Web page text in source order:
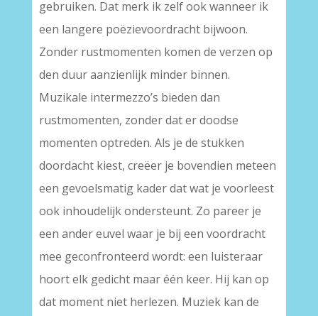
gebruiken. Dat merk ik zelf ook wanneer ik
een langere poëzievoordracht bijwoon.
Zonder rustmomenten komen de verzen op
den duur aanzienlijk minder binnen.
Muzikale intermezzo’s bieden dan
rustmomenten, zonder dat er doodse
momenten optreden. Als je de stukken
doordacht kiest, creëer je bovendien meteen
een gevoelsmatig kader dat wat je voorleest
ook inhoudelijk ondersteunt. Zo pareer je
een ander euvel waar je bij een voordracht
mee geconfronteerd wordt: een luisteraar
hoort elk gedicht maar één keer. Hij kan op
dat moment niet herlezen. Muziek kan de